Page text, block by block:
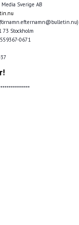
Sverige AB
73 Stockholm
559367-0671